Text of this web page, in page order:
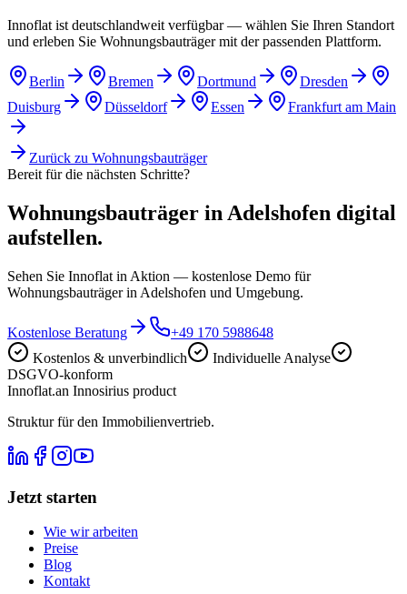
Innoflat ist deutschlandweit verfügbar — wählen Sie Ihren Standort
und erleben Sie Wohnungsbauträger mit der passenden Plattform.
Berlin Bremen Dortmund
Dresden
Duisburg
Düsseldorf Essen Frankfurt am Main
Zurück zu Wohnungsbauträger
Bereit für die nächsten Schritte?
Wohnungsbauträger in Adelshofen digital
aufstellen.
Sehen Sie Innoflat in Aktion — kostenlose Demo für
Wohnungsbauträger in Adelshofen und Umgebung.
Kostenlose Beratung
+49 170 5988648
Kostenlos & unverbindlich
Individuelle Analyse
DSGVO-konform
Innoflat.an Innosirius product
Struktur für den Immobilienvertrieb.
Jetzt starten
Wie wir arbeiten
Preise
Blog
Kontakt